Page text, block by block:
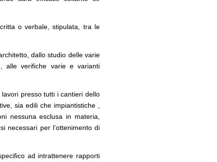
o verbale, stipulata, tra le
dallo studio delle varie
alle verifiche varie e varianti
presso tutti i cantieri dello
sia edili che impiantistiche ,
nessuna esclusa in materia,
necessari per l’ottenimento di
ad intrattenere rapporti